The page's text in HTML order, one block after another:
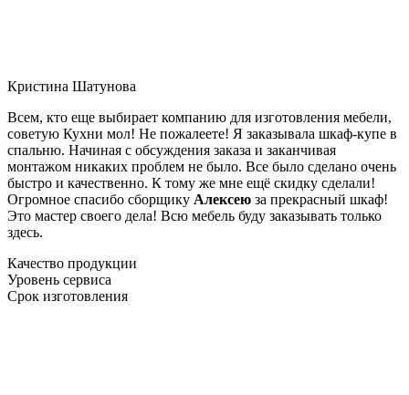
Кристина Шатунова
Всем, кто еще выбирает компанию для изготовления мебели,
советую Кухни мол! Не пожалеете! Я заказывала шкаф-купе в
спальню. Начиная с обсуждения заказа и заканчивая
монтажом никаких проблем не было. Все было сделано очень
быстро и качественно. К тому же мне ещё скидку сделали!
Огромное спасибо сборщику Алексею за прекрасный шкаф!
Это мастер своего дела! Всю мебель буду заказывать только
здесь.
Качество продукции
Уровень сервиса
Срок изготовления